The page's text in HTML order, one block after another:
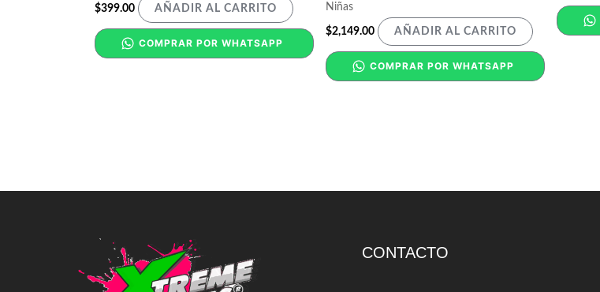
$399.00 AÑADIR AL CARRITO
COMPRAR POR WHATSAPP
Niñas
$2,149.00 AÑADIR AL CARRITO
COMPRAR POR WHATSAPP
CONTACTO